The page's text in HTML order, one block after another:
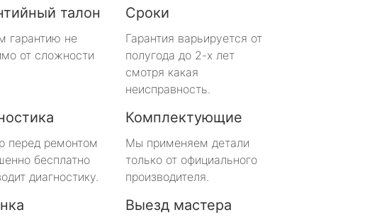
талон
гарантию не
от сложности
Сроки
Гарантия варьируется от
полугода до 2-х лет
смотря какая
неисправность.
перед ремонтом
бесплатно
диагностику.
Комплектующие
Мы применяем детали
только от официального
производителя.
Выезд мастера